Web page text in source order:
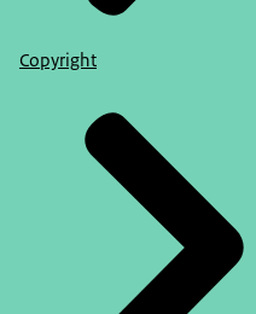
Copyright